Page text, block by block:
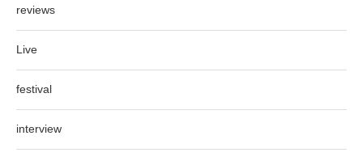
reviews
Live
festival
interview